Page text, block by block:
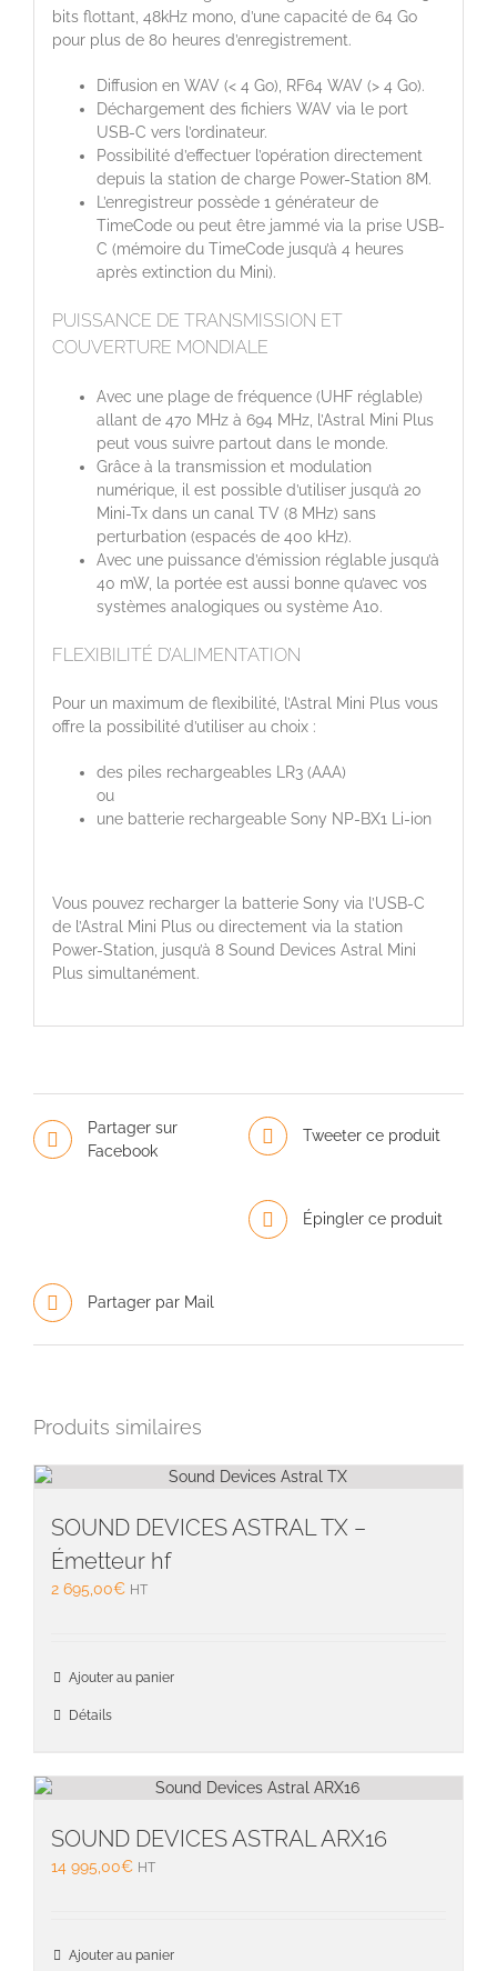
bits flottant, 48kHz mono, d’une capacité de 64 Go
pour plus de 80 heures d’enregistrement.
Diffusion en WAV (< 4 Go), RF64 WAV (> 4 Go).
Déchargement des fichiers WAV via le port
USB-C vers l’ordinateur.
Possibilité d’effectuer l’opération directement
depuis la station de charge Power-Station 8M.
L’enregistreur possède 1 générateur de
TimeCode ou peut être jammé via la prise USB-
C (mémoire du TimeCode jusqu’à 4 heures
après extinction du Mini).
PUISSANCE DE TRANSMISSION ET
COUVERTURE MONDIALE
Avec une plage de fréquence (UHF réglable)
allant de 470 MHz à 694 MHz, l’Astral Mini Plus
peut vous suivre partout dans le monde.
Grâce à la transmission et modulation
numérique, il est possible d’utiliser jusqu’à 20
Mini-Tx dans un canal TV (8 MHz) sans
perturbation (espacés de 400 kHz).
Avec une puissance d’émission réglable jusqu’à
40 mW, la portée est aussi bonne qu’avec vos
systèmes analogiques ou système A10.
FLEXIBILITÉ D’ALIMENTATION
Pour un maximum de flexibilité, l’Astral Mini Plus vous
offre la possibilité d’utiliser au choix :
des piles rechargeables LR3 (AAA)
ou
une batterie rechargeable Sony NP-BX1 Li-ion
Vous pouvez recharger la batterie Sony via l’USB-C
de l’Astral Mini Plus ou directement via la station
Power-Station, jusqu’à 8 Sound Devices Astral Mini
Plus simultanément.
Partager sur
Facebook
Tweeter ce produit
Épingler ce produit
Partager par Mail
Produits similaires
SOUND DEVICES ASTRAL TX –
Émetteur hf
2 695,00€ HT
Ajouter au panier
Détails
SOUND DEVICES ASTRAL ARX16
14 995,00€ HT
Ajouter au panier